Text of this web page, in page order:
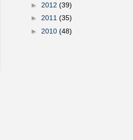
► 2012 (39)
► 2011 (35)
► 2010 (48)